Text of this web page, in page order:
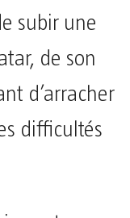
subir une
de son
d’arracher
difficultés